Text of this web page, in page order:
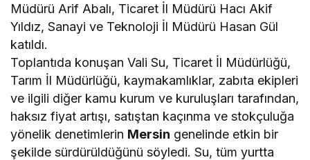
Müdürü Arif Abalı, Ticaret İl Müdürü Hacı Akif
Yıldız, Sanayi ve Teknoloji İl Müdürü Hasan Gül
katıldı.
Toplantıda konuşan Vali Su, Ticaret İl Müdürlüğü,
Tarım İl Müdürlüğü, kaymakamlıklar, zabıta ekipleri
ve ilgili diğer kamu kurum ve kuruluşları tarafından,
haksız fiyat artışı, satıştan kaçınma ve stokçuluğa
yönelik denetimlerin Mersin genelinde etkin bir
şekilde sürdürüldüğünü söyledi. Su, tüm yurtta